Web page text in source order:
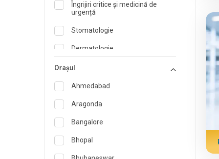
Îngrijiri critice și medicină de
urgență
Stomatologie
Dermatologie
Dietetician și Nutriționist
Medicina de urgenta
Endocrinologie și îngrijire a
diabetului
Specialist în Medicină de Familie
Orașul
Ahmedabad
Aragonda
Bangalore
Bhopal